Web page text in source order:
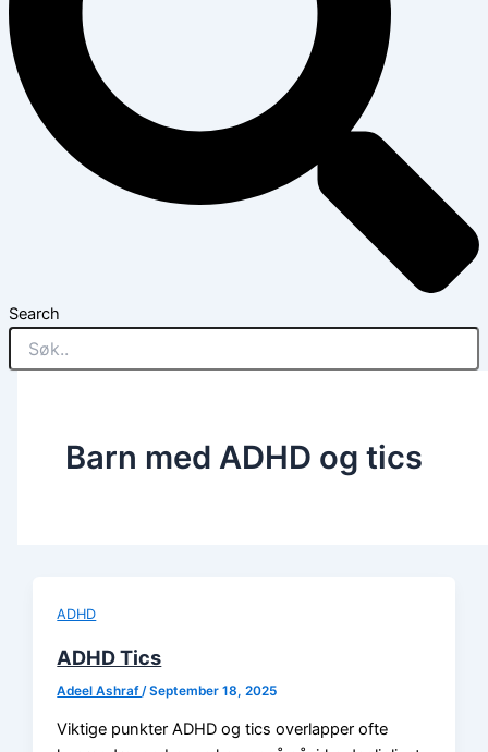
Search
Barn med ADHD og tics
ADHD
ADHD Tics
Adeel Ashraf /September 18, 2025
Viktige punkter ADHD og tics overlapper ofte